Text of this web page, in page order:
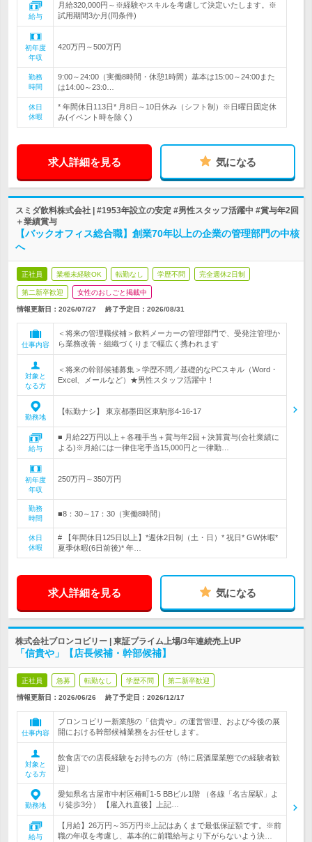
給与
月給320,000円～※経験やスキルを考慮して決定いたします。※
試用期間3か月(同条件)
初年度
年収
420万円～500万円
勤務
時間
9:00～24:00（実働8時間・休憩1時間）基本は15:00～24:00また
は14:00～23:0…
休日
休暇
* 年間休日113日* 月8日～10日休み（シフト制）※日曜日固定休
み(イベント時を除く)
求人詳細を見る 気になる
スミダ飲料株式会社 | #1953年設立の安定 #男性スタッフ活躍中 #賞与年2回
＋業績賞与
【バックオフィス総合職】創業70年以上の企業の管理部門の中核
へ
正社員 業種未経験OK 転勤なし 学歴不問 完全週休2日制
第二新卒歓迎 女性のおしごと掲載中
情報更新日：2026/07/27 終了予定日： 2026/08/31
仕事内容
＜将来の管理職候補＞飲料メーカーの管理部門で、受発注管理か
ら業務改善・組織づくりまで幅広く携われます
対象と
なる方
＜将来の幹部候補募集＞学歴不問／基礎的なPCスキル（Word・
Excel、メールなど）★男性スタッフ活躍中！
勤務地
【転勤ナシ】 東京都墨田区東駒形4-16-17
給与
■ 月給22万円以上＋各種手当＋賞与年2回＋決算賞与(会社業績に
よる)※月給には一律住宅手当15,000円と一律勤…
初年度
年収
250万円～350万円
勤務
時間
■8：30～17：30（実働8時間）
休日
休暇
# 【年間休日125日以上】*週休2日制（土・日）* 祝日* GW休暇*
夏季休暇(6日前後)* 年…
求人詳細を見る 気になる
株式会社ブロンコビリー | 東証プライム上場/3年連続売上UP
「信貴や」【店長候補・幹部候補】
正社員 急募 転勤なし 学歴不問 第二新卒歓迎
情報更新日：2026/06/26 終了予定日： 2026/12/17
仕事内容
ブロンコビリー新業態の「信貴や」の運営管理、および今後の展
開における幹部候補業務をお任せします。
対象と
なる方
飲食店での店長経験をお持ちの方（特に居酒屋業態での経験者歓
迎）
勤務地
愛知県名古屋市中村区椿町1-5 BBビル1階 （各線「名古屋駅」よ
り徒歩3分） 【雇入れ直後】上記…
給与
【月給】26万円～35万円※上記はあくまで最低保証額です。※前
職の年収を考慮し、基本的に前職給与より下がらないよう決…